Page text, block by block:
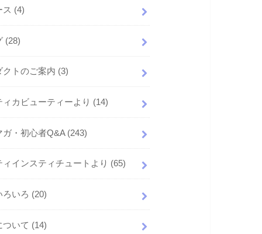
ス (4)
(28)
クトのご案内 (3)
ィカビューティーより (14)
ガ・初心者Q&A (243)
ィインスティチュートより (65)
ろいろ (20)
ついて (14)